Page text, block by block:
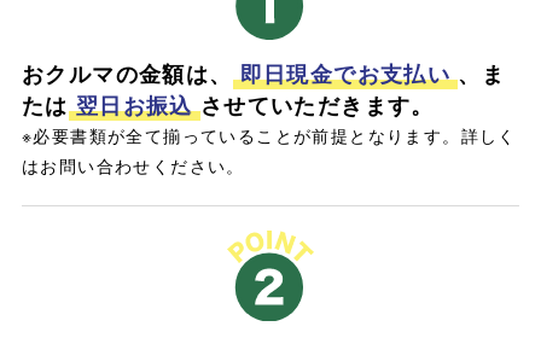
おクルマの金額は、 即日現金でお支払い 、ま
たは 翌日お振込 させていただきます。
※必要書類が全て揃っていることが前提となります。詳しく
はお問い合わせください。